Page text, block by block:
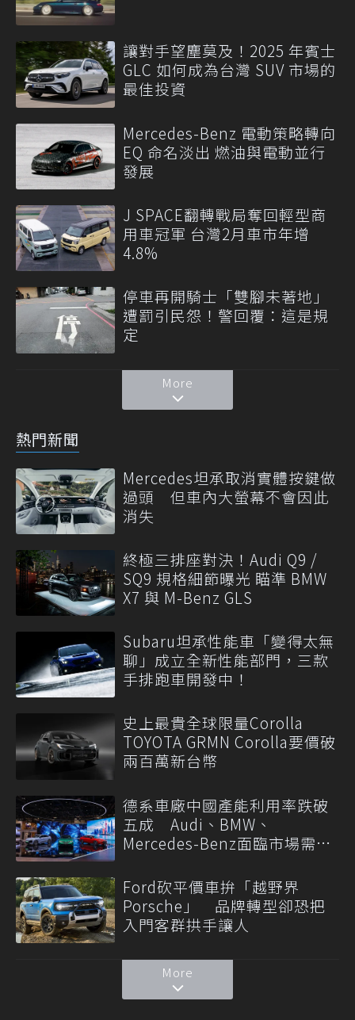
讓對手望塵莫及！2025 年賓士
GLC 如何成為台灣 SUV 市場的
最佳投資
Mercedes-Benz 電動策略轉向
EQ 命名淡出 燃油與電動並行
發展
J SPACE翻轉戰局奪回輕型商
用車冠軍 台灣2月車市年增
4.8%
停車再開騎士「雙腳未著地」
遭罰引民怨！警回覆：這是規
定
More
熱門新聞
Mercedes坦承取消實體按鍵做
過頭 但車內大螢幕不會因此
消失
終極三排座對決！Audi Q9 /
SQ9 規格細節曝光 瞄準 BMW
X7 與 M-Benz GLS
Subaru坦承性能車「變得太無
聊」成立全新性能部門，三款
手排跑車開發中！
史上最貴全球限量Corolla
TOYOTA GRMN Corolla要價破
兩百萬新台幣
德系車廠中國產能利用率跌破
五成 Audi、BMW、
Mercedes-Benz面臨市場需求
Ford砍平價車拚「越野界
Porsche」 品牌轉型卻恐把
入門客群拱手讓人
More